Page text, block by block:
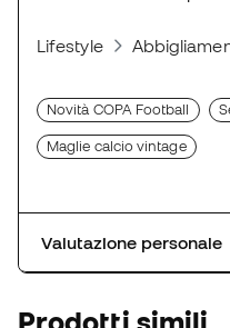
Lifestyle
Novità COPA Football
Maglie calcio vintage
Valutazione personale
Prodotti simili